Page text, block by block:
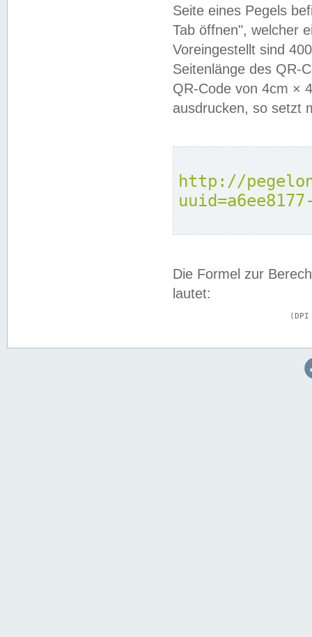
Seite eines Pegels
Tab öffnen", welcher
Voreingestellt sind
Seitenlänge des QR-
QR-Code von 4cm ×
ausdrucken, so setzt
http://
Die Formel zur
lautet: